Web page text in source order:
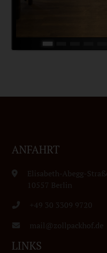
ANFAHRT
Elisabeth-Abegg-
10557 Berlin
+49 30 3309 9720
mail@zollpackhof.de
LINKS